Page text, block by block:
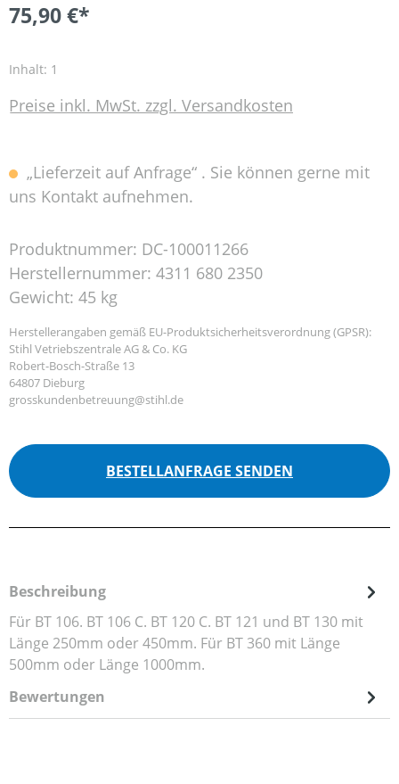
75,90 €*
Inhalt: 1
Preise inkl. MwSt. zzgl. Versandkosten
„Lieferzeit auf Anfrage“ . Sie können gerne mit
uns Kontakt aufnehmen.
Produktnummer: DC-100011266
Herstellernummer: 4311 680 2350
Gewicht: 45 kg
Herstellerangaben gemäß EU-Produktsicherheitsverordnung (GPSR):
Stihl Vetriebszentrale AG & Co. KG
Robert-Bosch-Straße 13
64807 Dieburg
grosskundenbetreuung@stihl.de
BESTELLANFRAGE SENDEN
Beschreibung
Für BT 106. BT 106 C. BT 120 C. BT 121 und BT 130 mit
Länge 250mm oder 450mm. Für BT 360 mit Länge
500mm oder Länge 1000mm.
Bewertungen